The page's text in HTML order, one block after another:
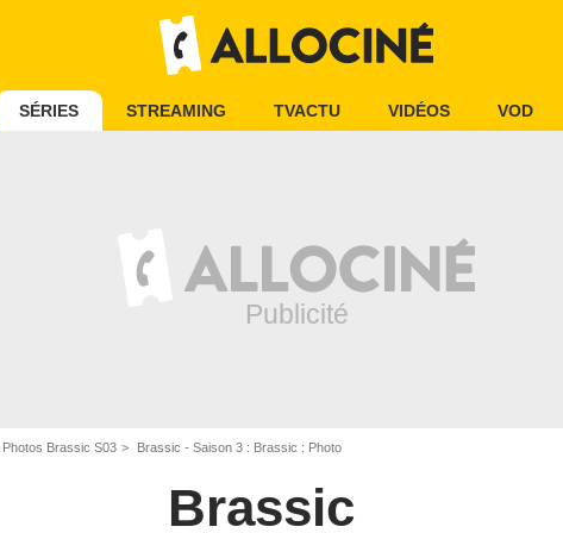
SÉRIES STREAMING TVACTU VIDÉOS VOD
Photos Brassic S03 Brassic - Saison 3 : Brassic : Photo
Brassic